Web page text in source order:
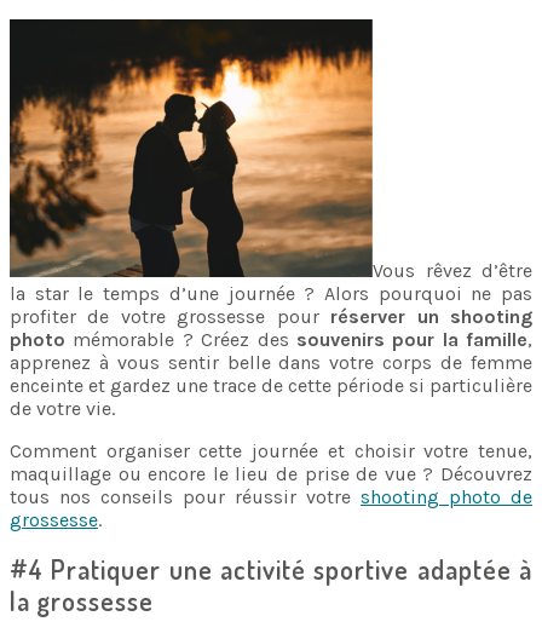
Contact
Vous rêvez d’être
la star le temps d’une journée ? Alors pourquoi ne pas
profiter de votre grossesse pour réserver un shooting
photo mémorable ? Créez des souvenirs pour la famille,
apprenez à vous sentir belle dans votre corps de femme
enceinte et gardez une trace de cette période si particulière
de votre vie.
Comment organiser cette journée et choisir votre tenue,
maquillage ou encore le lieu de prise de vue ? Découvrez
tous nos conseils pour réussir votre shooting photo de
grossesse.
#4 Pratiquer une activité sportive adaptée à
la grossesse